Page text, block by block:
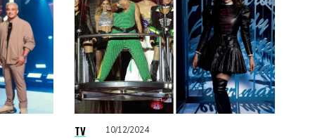
TV 10/12/2024